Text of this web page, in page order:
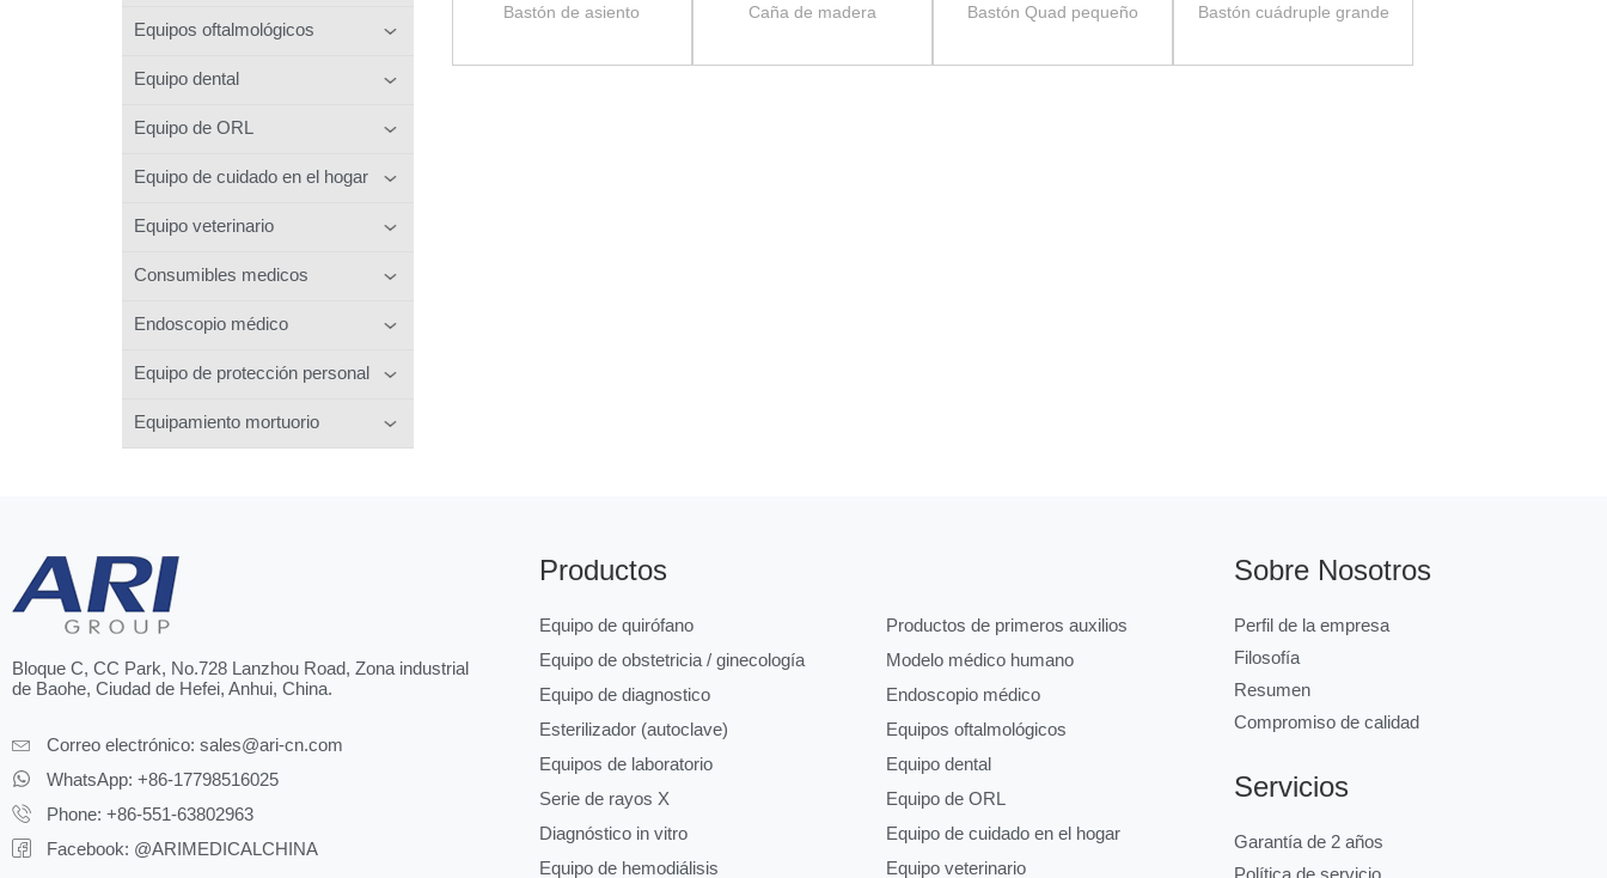
Equipos oftalmológicos
Equipo dental
Equipo de ORL
Equipo de cuidado en el hogar
Equipo veterinario
Consumibles medicos
Endoscopio médico
Equipo de protección personal
Equipamiento mortuorio
Bastón de asiento Caña de madera Bastón Quad pequeño Bastón cuádruple grande
Bloque C, CC Park, No.728 Lanzhou Road, Zona industrial
de Baohe, Ciudad de Hefei, Anhui, China.
Correo electrónico: sales@ari-cn.com
WhatsApp: +86-17798516025
Phone: +86-551-63802963
Facebook: @ARIMEDICALCHINA
Productos
Equipo de quirófano
Equipo de obstetricia / ginecología
Equipo de diagnostico
Esterilizador (autoclave)
Equipos de laboratorio
Serie de rayos X
Diagnóstico in vitro
Equipo de hemodiálisis
Productos de primeros auxilios
Modelo médico humano
Endoscopio médico
Equipos oftalmológicos
Equipo dental
Equipo de ORL
Equipo de cuidado en el hogar
Equipo veterinario
Sobre Nosotros
Perfil de la empresa
Filosofía
Resumen
Compromiso de calidad
Servicios
Garantía de 2 años
Política de servicio